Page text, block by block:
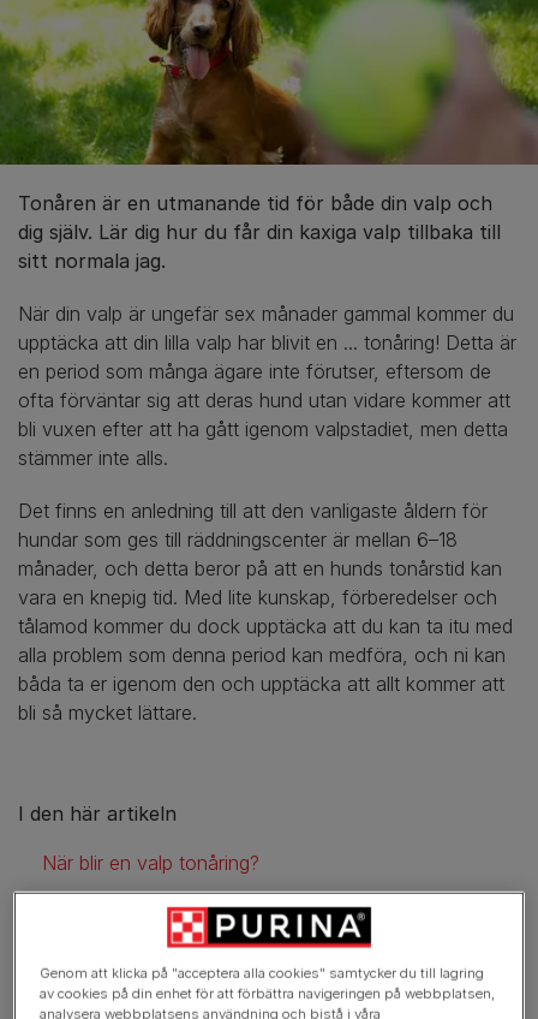
Tonåren är en utmanande tid för både din valp och
dig själv. Lär dig hur du får din kaxiga valp tillbaka till
sitt normala jag.
När din valp är ungefär sex månader gammal kommer du
upptäcka att din lilla valp har blivit en ... tonåring! Detta är
en period som många ägare inte förutser, eftersom de
ofta förväntar sig att deras hund utan vidare kommer att
bli vuxen efter att ha gått igenom valpstadiet, men detta
stämmer inte alls.
Det finns en anledning till att den vanligaste åldern för
hundar som ges till räddningscenter är mellan 6–18
månader, och detta beror på att en hunds tonårstid kan
vara en knepig tid. Med lite kunskap, förberedelser och
tålamod kommer du dock upptäcka att du kan ta itu med
alla problem som denna period kan medföra, och ni kan
båda ta er igenom den och upptäcka att allt kommer att
bli så mycket lättare.
I den här artikeln
När blir en valp tonåring?
Vad händer under valpens tonår?
Hur hanterar man valpens ungdom?
Varför är min tonårsvalp plötsligt rädd?
Genom att klicka på "acceptera alla cookies" samtycker du till lagring
av cookies på din enhet för att förbättra navigeringen på webbplatsen,
analysera webbplatsens användning och bistå i våra